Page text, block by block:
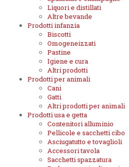
Liquori e distillati
Altre bevande
Prodotti infanzia
Biscotti
Omogeneizzati
Pastine
Igiene e cura
Altri prodotti
Prodotti per animali
Cani
Gatti
Altri prodotti per animali
Prodotti usa e getta
Contenitori alluminio
Pellicole e sacchetti cibo
Asciugatutto e tovaglioli
Accessori tavola
Sacchetti spazzatura